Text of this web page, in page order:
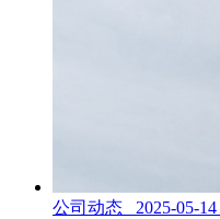
公司动态 2025-05-14